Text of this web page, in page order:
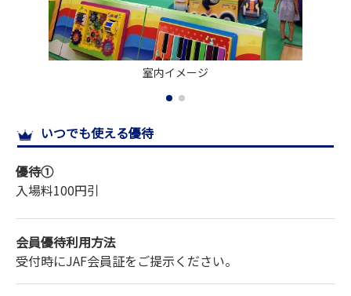
マイページ
サイトマップ
室内イメージ
いつでも使える優待
優待①
入場料100円引
会員優待利用方法
受付時にJAF会員証をご提示ください。